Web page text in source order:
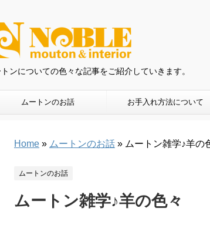
トンについての色々な記事をご紹介していきます。
ムートンのお話 お手入れ方法について
Home » ムートンのお話 » ムートン雑学♪羊の
ムートンのお話
ムートン雑学♪羊の色々